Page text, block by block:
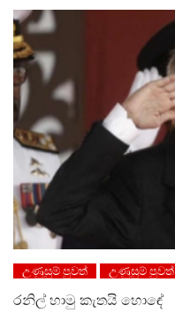
උණුසුම් පුවත් උණුසුම් පුවත්
රනිල් හාමු කැතයි හොඳේ